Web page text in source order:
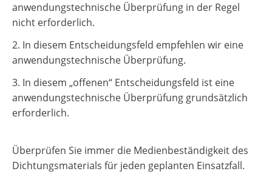
anwendungstechnische Überprüfung in der Regel
nicht erforderlich.
2. In diesem Entscheidungsfeld empfehlen wir eine
anwendungstechnische Überprüfung.
3. In diesem „offenen“ Entscheidungsfeld ist eine
anwendungstechnische Überprüfung grundsätzlich
erforderlich.
Überprüfen Sie immer die Medienbeständigkeit des
Dichtungsmaterials für jeden geplanten Einsatzfall.